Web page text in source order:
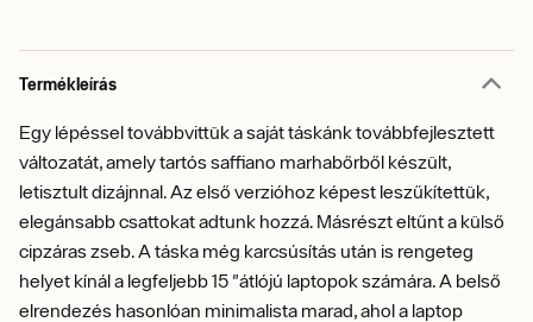
Termékleírás
Egy lépéssel továbbvittük a saját táskánk továbbfejlesztett
változatát, amely tartós saffiano marhabőrből készült,
letisztult dizájnnal. Az első verzióhoz képest leszűkítettük,
elegánsabb csattokat adtunk hozzá. Másrészt eltűnt a külső
cipzáras zseb. A táska még karcsúsítás után is rengeteg
helyet kínál a legfeljebb 15 "átlójú laptopok számára. A belső
elrendezés hasonlóan minimalista marad, ahol a laptop